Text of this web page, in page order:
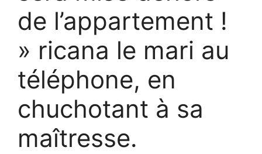
de l’appartement !
» ricana le mari au
téléphone, en
chuchotant à sa
maîtresse.